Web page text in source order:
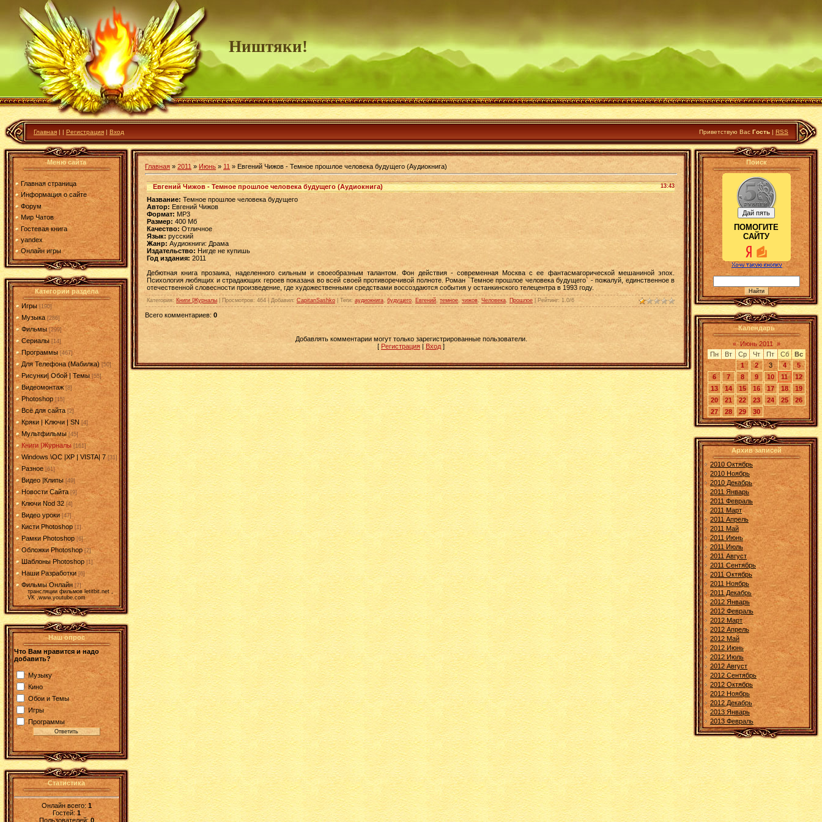
Ништяки!
Главная | | Регистрация | Вход Приветствую Вас Гость | RSS
Меню сайта
Главная страница
Информация о сайте
Форум
Мир Чатов
Гостевая книга
yandex
Онлайн игры
Категории раздела
Игры [190]
Музыка [286]
Фильмы [299]
Сериалы [14]
Программы [467]
Для Телефона (Мабилка) [50]
Рисунки| Обой | Темы [55]
Видеомонтаж [8]
Photoshop [15]
Всё для сайта [2]
Кряки | Kлючи | SN [4]
Мультфильмы [45]
Книги |Журналы [161]
Windows \OC |XP | VISTA| 7 [31]
Разное [61]
Видео |Клипы [49]
Новости Сайта [9]
Ключи Nod 32 [4]
Видео уроки [47]
Кисти Photoshop [1]
Рамки Photoshop [6]
Обложки Photoshop [2]
Шаблоны Photoshop [1]
Наши Разработки [6]
Фильмы Онлайн [7]
трансляции фильмов letitbit.net ,
VK ,www.youtube.com
Наш опрос
Что Вам нравится и надо
добавить?
Музыку
Кино
Обои и Темы
Игры
Программы
Статистика
Онлайн всего:1
Гостей:1
Пользователей: 0
Главная » 2011 » Июнь » 11 » Евгений Чижов - Темное прошлое человека будущего (Аудиокнига)
13:43
Евгений Чижов - Темное прошлое человека будущего (Аудиокнига)
Название: Темное прошлое человека будущего
Автор: Евгений Чижов
Формат: МР3
Размер: 400 Мб
Качество: Отличное
Язык: русский
Жанр: Аудиокниги: Драма
Издательство: Нигде не купишь
Год издания: 2011
Дебютная книга прозаика, наделенного сильным и своеобразным талантом. Фон действия - современная Москва с ее фантасмагорической мешаниной эпох.
Психология любящих и страдающих героев показана во всей своей противоречивой полноте. Роман `Темное прошлое человека будущего` - пожалуй, единственное в
отечественной словесности произведение, где художественными средствами воссоздаются события у останкинского телецентра в 1993 году.
Категория: Книги |Журналы Просмотров: 464 | Добавил: CapitanSashko Теги: аудиокнига будущего Евгений темное чижов , Человека Прошлое Рейтинг: 1.0/6
Всего комментариев: 0
Добавлять комментарии могут только зарегистрированные пользователи.
[ Регистрация | Вход ]
Поиск
ПОМОГИТЕ
САЙТУ
Календарь
« Июнь 2011 »
Пн
Вт Ср Чт Пт Сб
Вс
1
2 3 4
5
6
7 8 9 10 11
12
13
14 15 16 17 18
19
20
21 22 23 24 25
26
27
28 29 30
Архив записей
2010 Октябрь
2010 Ноябрь
2010 Декабрь
2011 Январь
2011 Февраль
2011 Март
2011 Апрель
2011 Май
2011 Июнь
2011 Июль
2011 Август
2011 Сентябрь
2011 Октябрь
2011 Ноябрь
2011 Декабрь
2012 Январь
2012 Февраль
2012 Март
2012 Апрель
2012 Май
2012 Июнь
2012 Июль
2012 Август
2012 Сентябрь
2012 Октябрь
2012 Ноябрь
2012 Декабрь
2013 Январь
2013 Февраль